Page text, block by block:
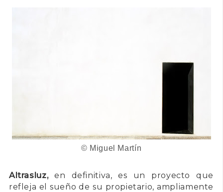
© Miguel Martín
Altrasluz,en definitiva, es un proyecto que
refleja el sueño de su propietario, ampliamente